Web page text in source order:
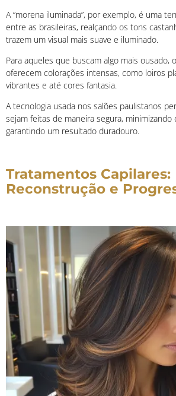
A “morena iluminada”, por exemplo, é uma
entre as brasileiras, realçando os tons
trazem um visual mais suave e iluminado.
Para aqueles que buscam algo mais ousado,
oferecem colorações intensas, como loiros
vibrantes e até cores fantasia.
A tecnologia usada nos salões paulistanos
sejam feitas de maneira segura, minimizando
garantindo um resultado duradouro.
Tratamentos Capilares:
Reconstrução e